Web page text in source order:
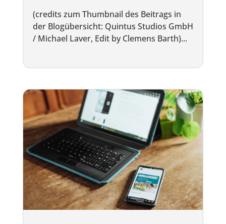
(credits zum Thumbnail des Beitrags in
der Blogübersicht: Quintus Studios GmbH
/ Michael Laver, Edit by Clemens Barth)...